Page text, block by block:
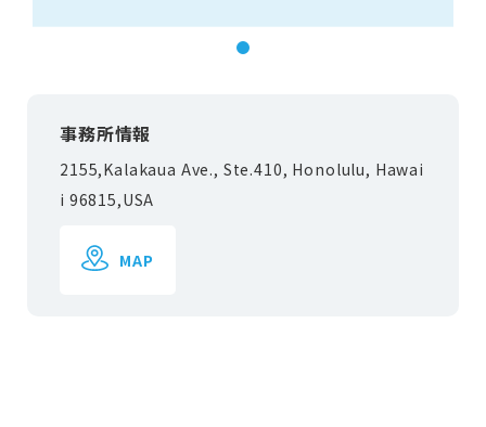
事務所情報
2155,Kalakaua Ave., Ste.410, Honolulu, Hawai
i 96815,USA
MAP